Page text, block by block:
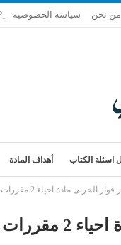
من نحن سياسة الخصوصية
اسئلة الكتاب أهداف المادة
الحربى مادة احياء 2 مقررات لعام 1443 هـ
1443 هـ